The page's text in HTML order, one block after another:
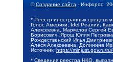
©Создание сайта - Инфорос,
* Реестр иностранных средств
Голос Америки, Idel.Реалии,
Алексеевна, Маркелов Сергей
Борисович, Ярош Юлия
Рождественский Илья
Алеся Алексеевна, Долинина
Источник: https://minjust.gov.ru/
* Сведения реестра НКО,